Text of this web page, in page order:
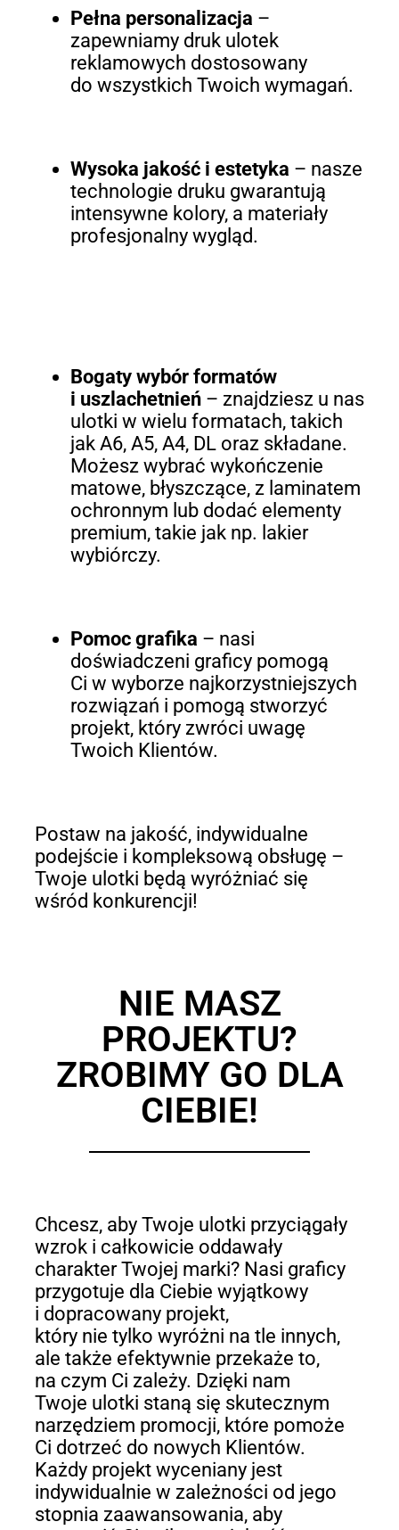
Pełna personalizacja –
zapewniamy druk ulotek
reklamowych dostosowany
do wszystkich Twoich wymagań.
Wysoka jakość i estetyka – nasze
technologie druku gwarantują
intensywne kolory, a materiały
profesjonalny wygląd.
Bogaty wybór formatów
i uszlachetnień– znajdziesz u nas
ulotki w wielu formatach, takich
jak A6, A5, A4, DL oraz składane.
Możesz wybrać wykończenie
matowe, błyszczące, z laminatem
ochronnym lub dodać elementy
premium, takie jak np. lakier
wybiórczy.
Pomoc grafika – nasi
doświadczeni graficy pomogą
Ci w wyborze najkorzystniejszych
rozwiązań i pomogą stworzyć
projekt, który zwróci uwagę
Twoich Klientów.
Postaw na jakość, indywidualne
podejście i kompleksową obsługę –
Twoje ulotki będą wyróżniać się
wśród konkurencji!
NIE MASZ
PROJEKTU?
ZROBIMY GO DLA
CIEBIE!
Chcesz, aby Twoje ulotki przyciągały
wzrok i całkowicie oddawały
charakter Twojej marki? Nasi graficy
przygotuje dla Ciebie wyjątkowy
i dopracowany projekt,
który nie tylko wyróżni na tle innych,
ale także efektywnie przekaże to,
na czym Ci zależy. Dzięki nam
Twoje ulotki staną się skutecznym
narzędziem promocji, które pomoże
Ci dotrzeć do nowych Klientów.
Każdy projekt wyceniany jest
indywidualnie w zależności od jego
stopnia zaawansowania, aby